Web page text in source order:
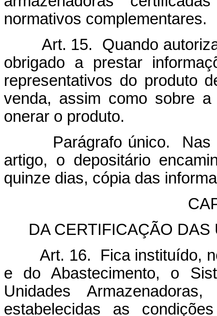
normativos complementares.
Art. 15. Quando
obrigado a prestar
representativos do produto
venda, assim como sobre
onerar o produto.
Parágrafo único. Nas
artigo, o depositário
quinze dias, cópia das
DA CERTIFICAÇÃO
Art. 16. Fica instituído, no
e do Abastecimento, o
Unidades
estabelecidas as